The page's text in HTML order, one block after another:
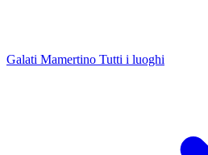
Galati Mamertino Tutti i luoghi